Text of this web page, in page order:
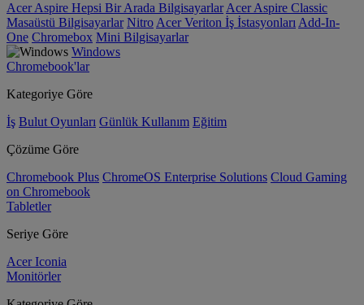
Acer Aspire Hepsi Bir Arada Bilgisayarlar Acer Aspire Classic
Masaüstü Bilgisayarlar Nitro Acer Veriton İş İstasyonları Add-In-
One Chromebox Mini Bilgisayarlar
Windows
Chromebook'lar
Kategoriye Göre
İş Bulut Oyunları Günlük Kullanım Eğitim
Çözüme Göre
Chromebook Plus ChromeOS Enterprise Solutions Cloud Gaming
on Chromebook
Tabletler
Seriye Göre
Acer Iconia
Monitörler